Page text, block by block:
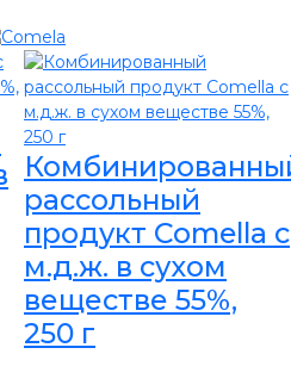
рассольный
продукт Comella с
м.д.ж. в сухом
веществе 55%,
250 г